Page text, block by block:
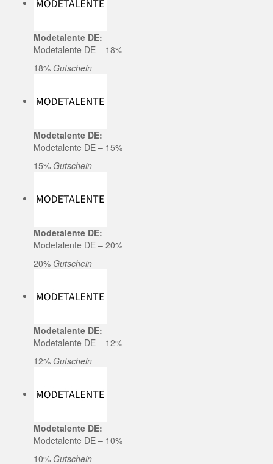
Modetalente DE:
Modetalente DE – 18%
18% Gutschein
Modetalente DE:
Modetalente DE – 15%
15% Gutschein
Modetalente DE:
Modetalente DE – 20%
20% Gutschein
Modetalente DE:
Modetalente DE – 12%
12% Gutschein
Modetalente DE:
Modetalente DE – 10%
10% Gutschein